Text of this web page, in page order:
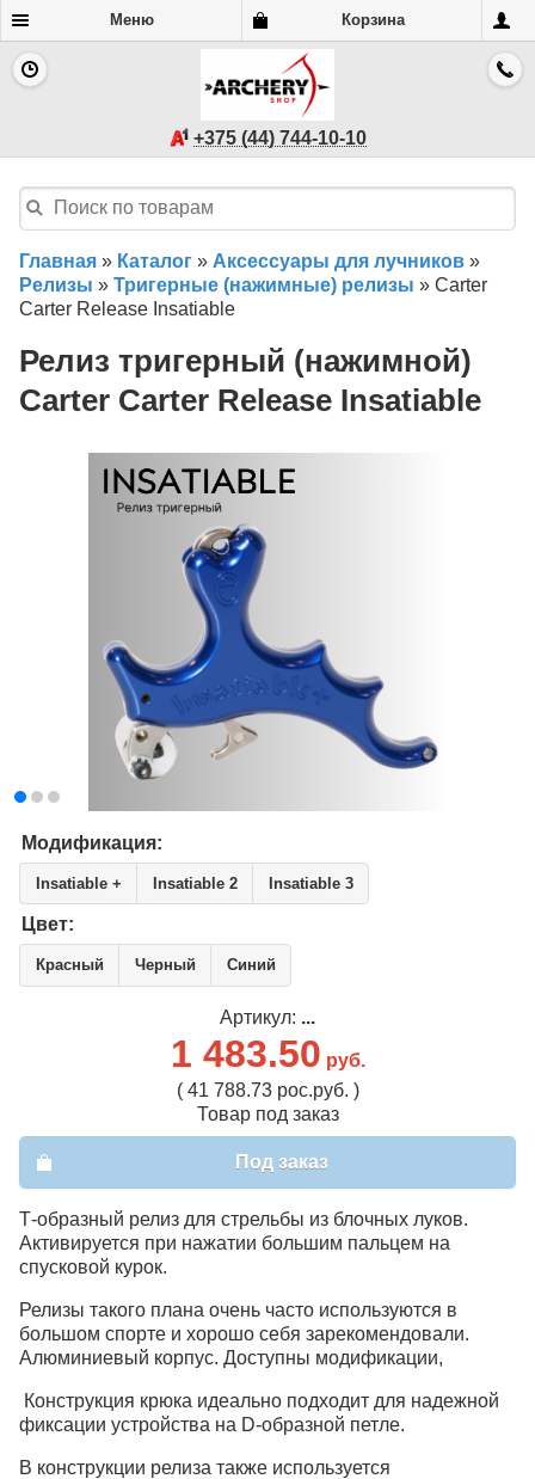
Меню Корзина
+375 (44) 744-10-10
Главная » Каталог » Аксессуары для лучников »
Релизы » Тригерные (нажимные) релизы » Carter
Carter Release Insatiable
Релиз тригерный (нажимной)
Carter Carter Release Insatiable
Модификация:
Insatiable + Insatiable 2 Insatiable 3
Цвет:
Красный Черный Синий
Артикул: ...
1 483.50 руб.
( 41 788.73 рос.руб. )
Товар под заказ
Под заказ
Т-образный релиз для стрельбы из блочных луков.
Активируется при нажатии большим пальцем на
спусковой курок.
Релизы такого плана очень часто используются в
большом спорте и хорошо себя зарекомендовали.
Алюминиевый корпус. Доступны модификации,
Конструкция крюка идеально подходит для надежной
фиксации устройства на D-образной петле.
В конструкции релиза также используется